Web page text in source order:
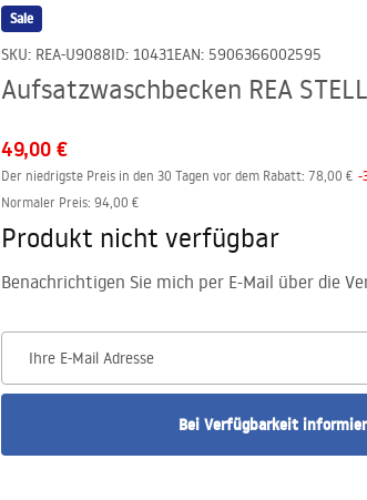
Sale
SKU: REA-U9088ID: 10431EAN: 5906366002595
Aufsatzwaschbecken REA
49,00 €
Der niedrigste Preis in den 30 Tagen vor dem Rabatt: 78,00 € -
Normaler Preis: 94,00 €
Produkt nicht verfügbar
Benachrichtigen Sie mich per E-Mail über die
Ihre E-Mail Adresse
Bei Verfügbarkeit